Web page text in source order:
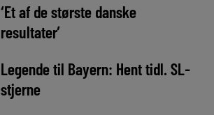
‘Et af de største danske
resultater’
Legende til Bayern: Hent tidl. SL-
stjerne